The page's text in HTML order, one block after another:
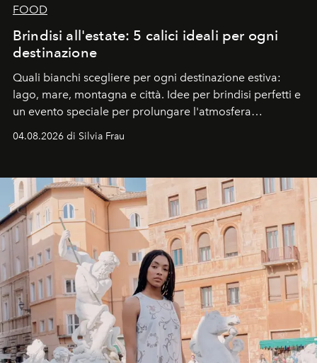
FOOD
Brindisi all'estate: 5 calici ideali per ogni
destinazione
Quali bianchi scegliere per ogni destinazione estiva:
lago, mare, montagna e città. Idee per brindisi perfetti e
un evento speciale per prolungare l'atmosfera
04.08.2026 di Silvia Frau